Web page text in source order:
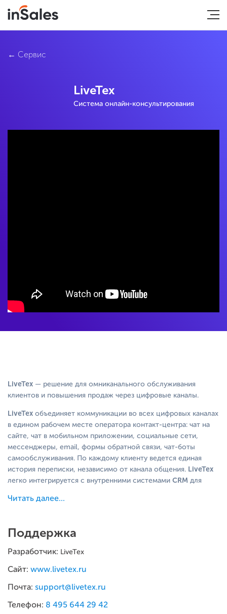
Сервис
LiveTex
Система онлайн-консультирования
LiveTex — решение для омниканального обслуживания
клиентов и повышения продаж через цифровые каналы.
LiveTex объединяет коммуникации во всех цифровых каналах
в едином рабочем месте оператора контакт-центра: чат на
сайте, чат в мобильном приложении, социальные сети,
мессенджеры, email, формы обратной связи, чат-боты
самообслуживания. По каждому клиенту ведется единая
история переписки, независимо от канала общения. LiveTex
легко интегрируется с внутренними системами CRM для
оператора в момент обращения.
что повышает эффективность его работы в несколько раз.
предложить человеку общение в самый подходящий момент
на интересующую его тему, учитывая множество
местоположение,
Читать далее...
Поддержка
Разработчик: LiveTex
Сайт: www.livetex.ru
Почта: support@livetex.ru
Телефон: 8 495 644 29 42